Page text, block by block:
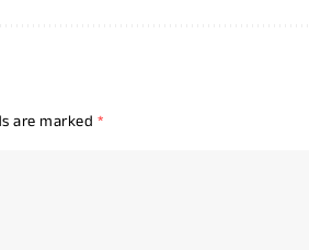
are marked *